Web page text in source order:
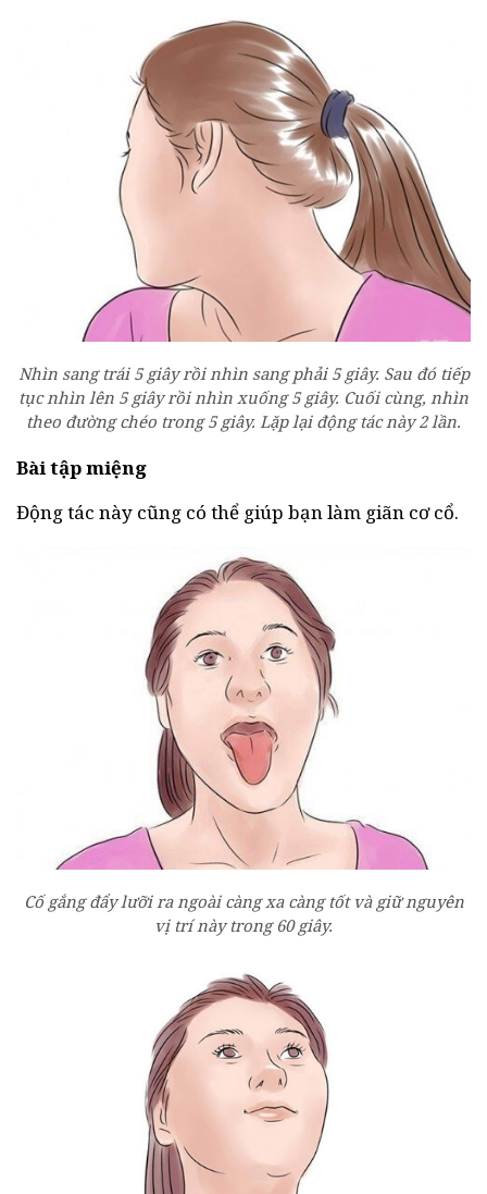
Nhìn sang trái 5 giây rồi nhìn sang phải 5 giây. Sau đó tiếp
tục nhìn lên 5 giây rồi nhìn xuống 5 giây. Cuối cùng, nhìn
theo đường chéo trong 5 giây. Lặp lại động tác này 2 lần.
Bài tập miệng
Động tác này cũng có thể giúp bạn làm giãn cơ cổ.
Cố gắng đẩy lưỡi ra ngoài càng xa càng tốt và giữ nguyên
vị trí này trong 60 giây.